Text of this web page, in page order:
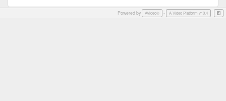
Powered by AVideo® - A Video Platform v10.4